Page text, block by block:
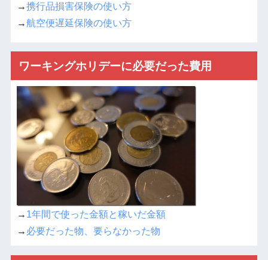
→携行品損害保険の使い方
→航空便遅延保険の使い方
ワーキングホリデーに必要だった費用
→ 1年間で使った金額と稼いだ金額
→ 必要だった物、要らなかった物